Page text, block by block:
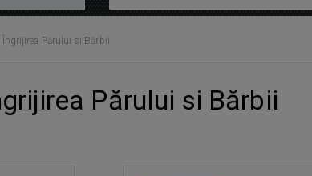
Îngrijirea Părului si Bărbii
Părului si Bărbii